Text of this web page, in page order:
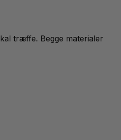
træffe. Begge materialer